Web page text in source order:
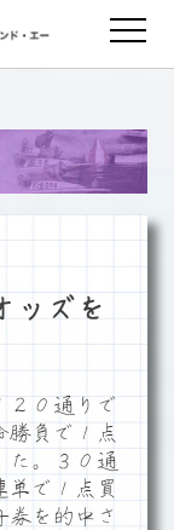
ッズを
０通りで
勝負で１点
た。３０通
単で１点買
券を的中さ